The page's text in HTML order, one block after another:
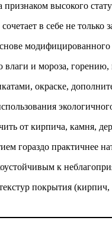
высокого
в себе не
и мороза, горению,
окраске,
от кирпича, камня,
гораздо практичнее
к
покрытия